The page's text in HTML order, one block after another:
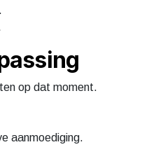
op dat moment.
aanmoediging.